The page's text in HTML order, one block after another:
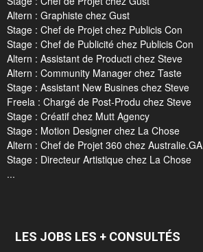
Altern : Graphiste chez Gust
Stage : Chef de Projet chez Publicis Con
Stage : Chef de Publicité chez Publicis Con
Altern : Assistant de Producti chez Steve
Altern : Community Manager chez Taste
Stage : Assistant New Busines chez Steve
Freela : Chargé de Post-Produ chez Steve
Stage : Créatif chez Mutt Agency
Stage : Motion Designer chez La Chose
Altern : Chef de Projet 360 chez Australie.GA
Stage : Directeur Artistique chez La Chose
...
LES JOBS LES + CONSULTÉS